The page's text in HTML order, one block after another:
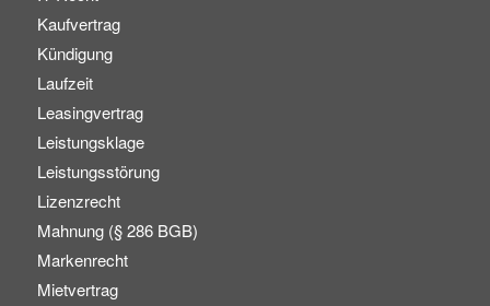
Kaufvertrag
Kündigung
Laufzeit
Leasingvertrag
Leistungsklage
Leistungsstörung
Lizenzrecht
Mahnung (§ 286 BGB)
Markenrecht
Mietvertrag